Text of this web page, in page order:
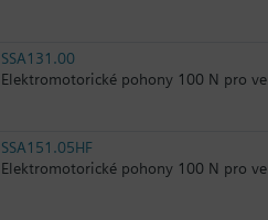
SSA131.00
Elektromotorické pohony 100 N pro
SSA151.05HF
Elektromotorické pohony 100 N pro